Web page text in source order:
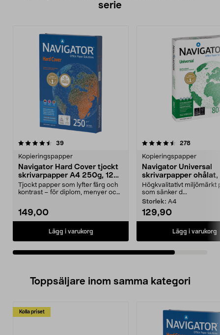
serie
39recensioner
Kopieringspapper
Navigator Hard Cover tjockt
skrivarpapper A4 250g, 125
ark
Tjockt papper som lyfter färg och
kontrast – för diplom, menyer och
149,00
Lägg i varukorg
4.5av 5 stjärnor 278
Kopieringspapper
Navigator Universal
skrivarpapper
g/m²
Högkvalitativt miljömärkt
som sänker d...
Storlek: A4
129,90
Lägg i varukorg
Toppsäljare inom samma kategori
Kolla priset